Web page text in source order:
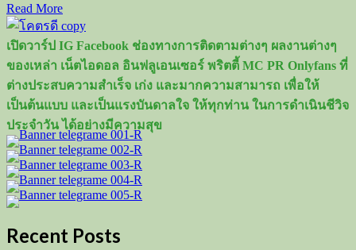
Read MoreRead
more
about
เก๋
ไก๋
ยู
ทูบ
เบอร์
ยอด
ติดตาม
16.5
เปิดวาร์ป IG Facebook ช่องทางการติดตามต่างๆ ผลงานต่างๆ
ของเหล่า เน็ตไอดอล อินฟลูเอนเซอร์ พริตตี้ MC PR Onlyfans ที่
ต่างประสบความสำเร็จ เก่ง และมากความสามารถ เพื่อให้
เป็นต้นแบบ และเป็นแรงบันดาลใจ ให้ทุกท่าน ในการดำเนินชีวิจ
ประจำวัน ได้อย่างมีความสุข
Recent Posts